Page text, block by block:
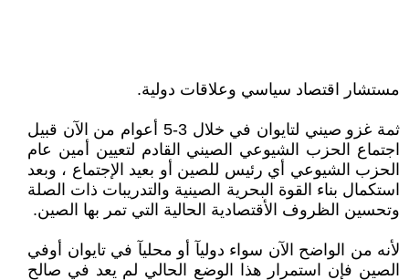
مستشار اقتصاد سياسي وعلاقات دولية.
ثمة غزو صيني لتايوان في خلال 3-5 أعوام من الآن قبيل
اجتماع الحزب الشيوعي الصيني القادم لتعيين أمين عام
الحزب الشيوعي أي رئيس للصين أو بعيد الإجتماع ، وبعد
استكمال بناء القوة البحرية الصينية والتدريبات ذات الصلة
وتحسين الظروف الأقتصادية الحالية التي تمر بها الصين.
لأنه من الواضح الآن سواء دوليآ أو محليآ في تايوان أوفي
الصين فإن استمرار هذا الوضع الحالي لم يعد في صالح